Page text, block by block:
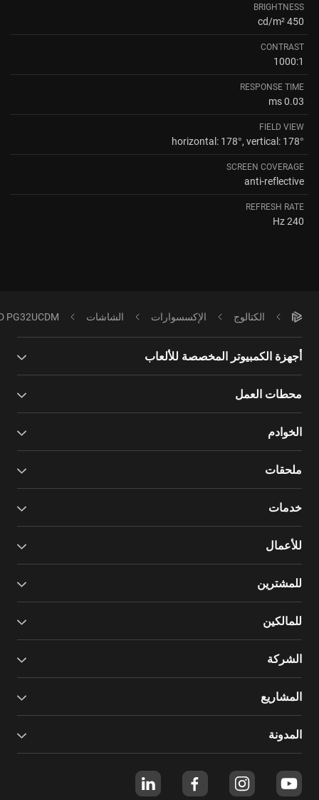
BRIGHTNESS
450 cd/m²
CONTRAST
1000:1
RESPONSE TIME
0.03 ms
FIELD VIEW
horizontal: 178°, vertical: 178°
SCREEN COVERAGE
anti-reflective
REFRESH RATE
240 Hz
الكتالوج الإكسسوارات الشاشات PG32UCDM
أجهزة الكمبيوتر المخصصة للألعاب
محطات العمل
الخوادم
ملحقات
خدمات
للأعمال
للمشترين
للمالكين
الشركة
المشاريع
المدونة